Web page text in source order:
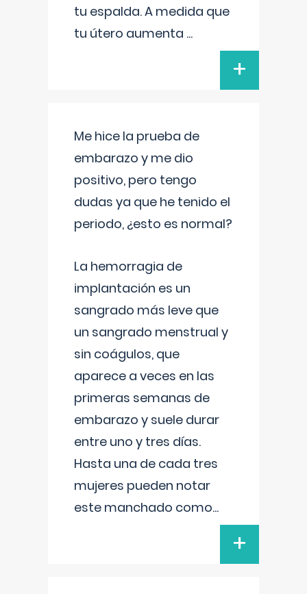
tu espalda. A medida que
tu útero aumenta ...
+
Me hice la prueba de
embarazo y me dio
positivo, pero tengo
dudas ya que he tenido el
periodo, ¿esto es normal?
La hemorragia de
implantación es un
sangrado más leve que
un sangrado menstrual y
sin coágulos, que
aparece a veces en las
primeras semanas de
embarazo y suele durar
entre uno y tres días.
Hasta una de cada tres
mujeres pueden notar
este manchado como...
+